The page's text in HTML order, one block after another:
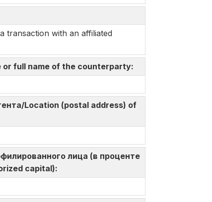
transaction with an affiliated
or full name of the counterparty:
Location (postal address) of
лица (в проценте
capital):